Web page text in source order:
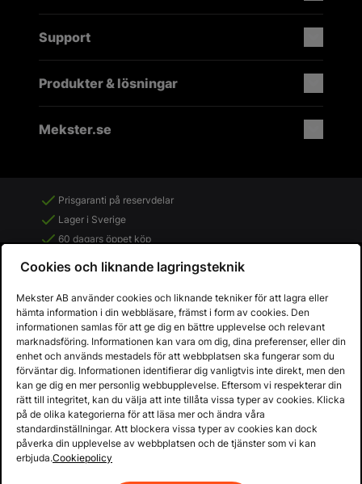
Support
Produkter & lösningar
Mekster.se
Prisgaranti på reservdelar
Lager i Sverige
60 dagars öppet köp
Fria returer
Copyright © 2013 - 2026 - Mekster AB
Cookies och liknande lagringsteknik
Mekster AB använder cookies och liknande tekniker för att lagra eller
hämta information i din webbläsare, främst i form av cookies. Den
informationen samlas för att ge dig en bättre upplevelse och relevant
marknadsföring. Informationen kan vara om dig, dina preferenser, eller din
enhet och används mestadels för att webbplatsen ska fungerar som du
förväntar dig. Informationen identifierar dig vanligtvis inte direkt, men den
kan ge dig en mer personlig webbupplevelse. Eftersom vi respekterar din
rätt till integritet, kan du välja att inte tillåta vissa typer av cookies. Klicka
på de olika kategorierna för att läsa mer och ändra våra
standardinställningar. Att blockera vissa typer av cookies kan dock
påverka din upplevelse av webbplatsen och de tjänster som vi kan
erbjuda.Cookiepolicy